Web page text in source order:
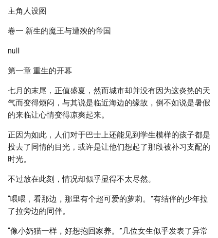
主角人设图
卷一 新生的魔王与遭殃的帝国
null
第一章 重生的开幕
七月的末尾，正值盛夏，然而城市却并没有因为这炎热的天
气而变得烦闷，与其说是临近海边的缘故，倒不如说是暑假
的来临让心情变得凉爽起来。
正因为如此，人们对于巴士上还能见到学生模样的孩子都是
投去了同情的目光，或许是让他们想起了那段被补习支配的
时光。
不过放在此刻，情况却似乎显得不太尽然。
“喂喂，看那边，那里有个超可爱的萝莉。”有结伴的少年拉
了拉旁边的同伴。
“像小奶猫一样，好想抱回家养。”几位女生似乎发表了异常